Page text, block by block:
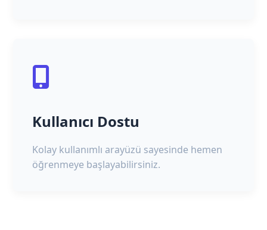
Kullanıcı Dostu
Kolay kullanımlı arayüzü sayesinde hemen
öğrenmeye başlayabilirsiniz.